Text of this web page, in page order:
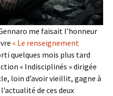
me faisait l’honneur
« Le renseignement
quelques mois plus tard
« Indisciplinés » dirigée
loin d’avoir vieillit, gagne à
de ces deux